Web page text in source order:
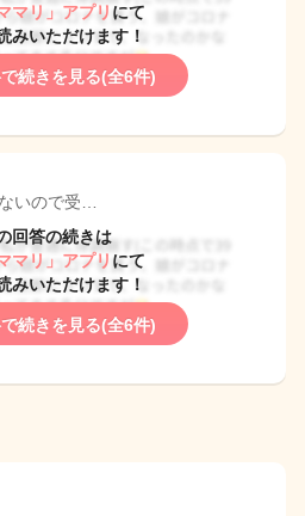
マリ」アプリ にて
みいただけます！
続きを見る(全6件)
いので受…
回答の続きは
マリ」アプリ にて
みいただけます！
続きを見る(全6件)